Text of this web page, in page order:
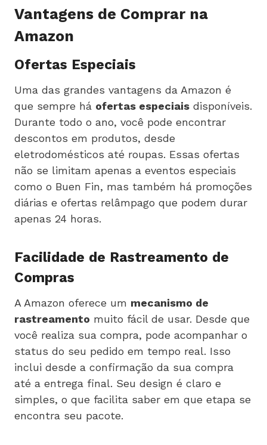
Vantagens de Comprar na
Amazon
Ofertas Especiais
Uma das grandes vantagens da Amazon é
que sempre há ofertas especiais disponíveis.
Durante todo o ano, você pode encontrar
descontos em produtos, desde
eletrodomésticos até roupas. Essas ofertas
não se limitam apenas a eventos especiais
como o Buen Fin, mas também há promoções
diárias e ofertas relâmpago que podem durar
apenas 24 horas.
Facilidade de Rastreamento de
Compras
A Amazon oferece um mecanismo de
rastreamento muito fácil de usar. Desde que
você realiza sua compra, pode acompanhar o
status do seu pedido em tempo real. Isso
inclui desde a confirmação da sua compra
até a entrega final. Seu design é claro e
simples, o que facilita saber em que etapa se
encontra seu pacote.